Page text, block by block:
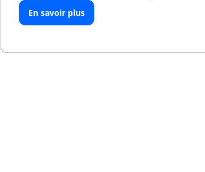
En savoir plus